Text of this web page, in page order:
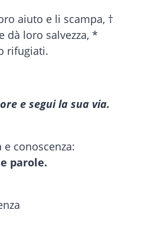
aiuto e li scampa, †
dà loro salvezza, *
rifugiati.
e segui la sua via.
conoscenza:
parole.